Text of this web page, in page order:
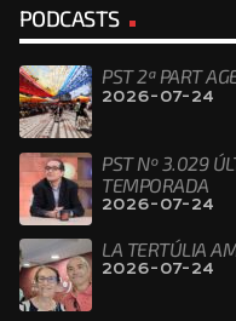
PODCASTS
PST 2ª PART
2026-07-24
PST Nº 3.029
TEMPORADA
2026-07-24
LA TERTÚLIA
2026-07-24